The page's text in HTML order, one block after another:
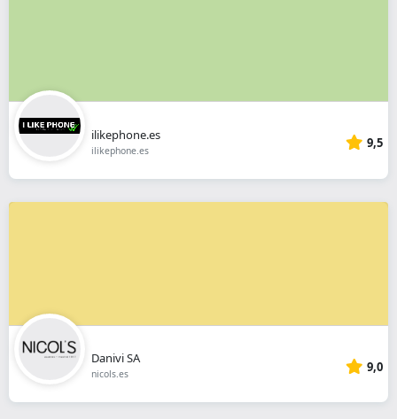
ilikephone.es
ilikephone.es 9,5
Danivi SA
nicols.es 9,0